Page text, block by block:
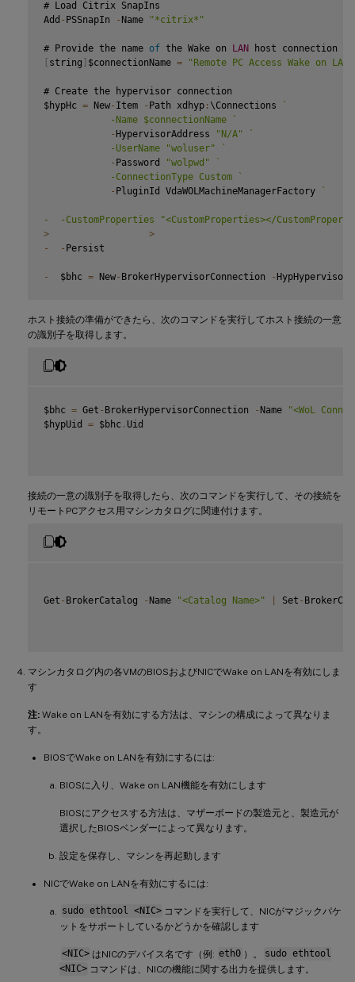
# Load Citrix SnapIns
Add - PSSnapIn - Name "*citrix*"
# Provide the name of the Wake on LAN
[ string ] $connectionName = "Remote PC Access Wake on LAN"
# Create the hypervisor connection
$hypHc = New- Item - Path xdhyp : \Connections
`
            -Name $connectionName
`
-HypervisorAddress "N/A"
`
            -UserName "woluser"
`
- Password "wolpwd"
`
            -ConnectionType Custom
`
- PluginId VdaWOLMachineManagerFactory `
-  -CustomProperties "<CustomProperties></
>
>
-
- Persist
-
  $bhc
= New- BrokerHypervisorConnection -
while (-not $bhc
-
  Start
ホスト接続の準備ができたら、次のコマンドを実行してホスト接続の一意
の識別子を取得します。
$bhc = Get - BrokerHypervisorConnection - Name
"<WoL
$hypUid = $bhc . Uid
接続の一意の識別子を取得したら、次のコマンドを実行して、その接続を
リモートPCアクセス用マシンカタログに関連付けます。
Get - BrokerCatalog - Name "<Catalog Name>" Set -
マシンカタログ内の各VMのBIOSおよびNICでWake on LANを有効にしま
す
注: Wake on LANを有効にする方法は、マシンの構成によって異なりま
す。
BIOSでWake on LANを有効にするには:
BIOSに入り、Wake on LAN機能を有効にします
BIOSにアクセスする方法は、マザーボードの製造元と、製造元が
選択したBIOSベンダーによって異なります。
設定を保存し、マシンを再起動します
NICでWake on LANを有効にするには:
sudo ethtool <NIC> コマンドを実行して、NICがマジックパケ
ットをサポートしているかどうかを確認します
<NIC> はNICのデバイス名です（例: eth0 ）。
sudo ethtool
<NIC> コマンドは、NICの機能に関する出力を提供します。